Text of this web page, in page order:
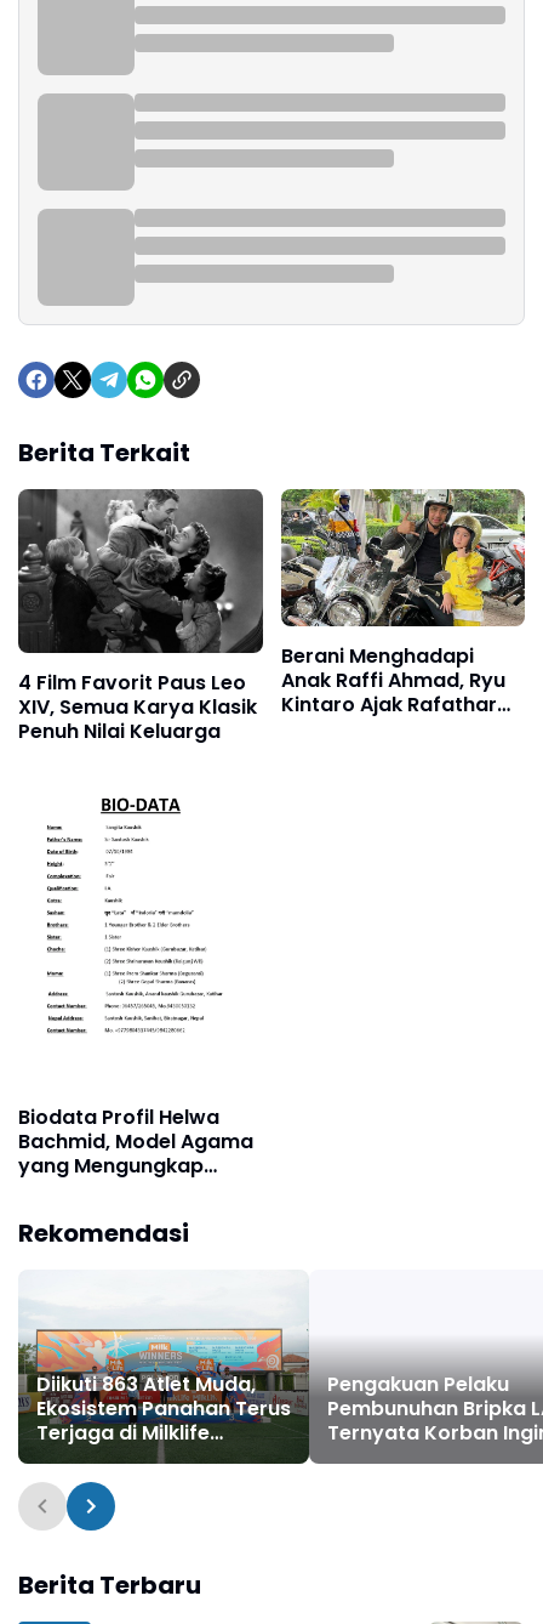
Berita Terkait
4 Film Favorit Paus Leo
XIV, Semua Karya Klasik
Penuh Nilai Keluarga
Berani Menghadapi
Anak Raffi Ahmad, Ryu
Kintaro Ajak Rafathar
Biodata Profil Helwa
Bachmid, Model Agama
yang Mengungkap
Bahar
Rekomendasi
Diikuti 863 Atlet Muda,
Ekosistem Panahan Terus
Terjaga di Milklife
Archery Challenge
Pengakuan Pelaku
Pembunuhan Bripka
Ternyata Korban
Melerai Perkelahian
Pamannya
Berita Terbaru